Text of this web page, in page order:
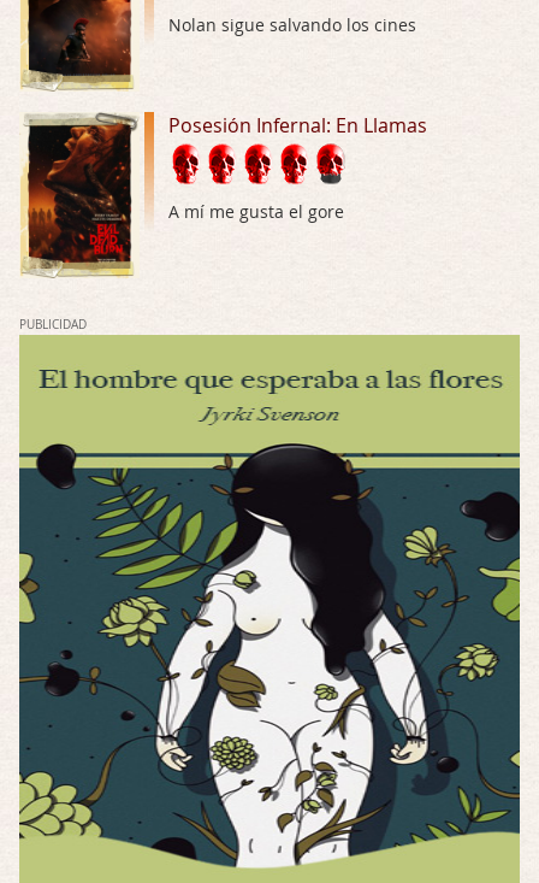
Las 10 películas gore de Almas Oscuras
Por: JORDI CRUYFF
Possession
Por: Chupasangre
Mi opinión en su día. Su duracion me ha …
El eslabón podrido
Por: Luar
Por: FrancHis
Posesión Infernal: En Llamas
Por: FrancHis
Yo justo fui a verla ayer al cine y la ver …
Por encima de tu cadáver
Por: Luar
Interesante cuando avanza, le falta algo d …
Por encima de tu cadáver
Possession
Por: Luar
Se llama la posesión en castellano, está …
Nolan sigue salvando los cines
Posesión Infernal: En Llamas
A mí me gusta el gore
PUBLICIDAD